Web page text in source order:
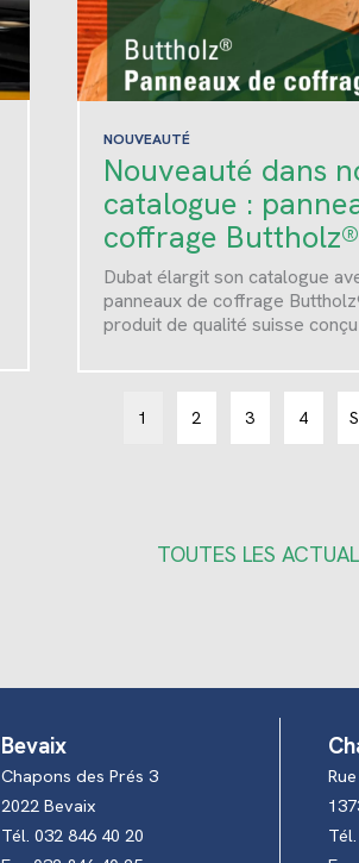
NOUVEAUTÉ
Nouveauté dans
catalogue :
coffrage Buttholz®
Dubat élargit son catalogue
panneaux de coffrage
produit de qualité suisse
1 2 3 4
TOUTES LES
Bevaix
Chapons des Prés 3
2022 Bevaix
Tél. 032 846 40 20